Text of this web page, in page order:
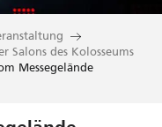
Salons des Kolosseums
Messegelände